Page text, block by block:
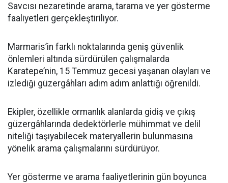
Savcısı nezaretinde arama, tarama ve yer gösterme
faaliyetleri gerçekleştiriliyor.
Marmaris’in farklı noktalarında geniş güvenlik
önlemleri altında sürdürülen çalışmalarda
Karatepe’nin, 15 Temmuz gecesi yaşanan olayları ve
izlediği güzergâhları adım adım anlattığı öğrenildi.
Ekipler, özellikle ormanlık alanlarda gidiş ve çıkış
güzergâhlarında dedektörlerle mühimmat ve delil
niteliği taşıyabilecek materyallerin bulunmasına
yönelik arama çalışmalarını sürdürüyor.
Yer gösterme ve arama faaliyetlerinin gün boyunca